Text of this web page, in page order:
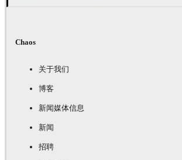
Chaos
关于我们
博客
新闻媒体信息
新闻
招聘